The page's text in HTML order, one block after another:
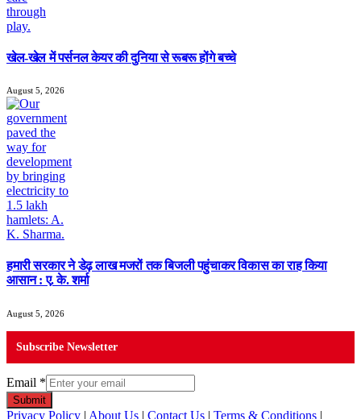
खेल-खेल में पर्सनल केयर की दुनिया से रूबरू होंगे बच्चे
August 5, 2026
हमारी सरकार ने डेढ़ लाख मजरों तक बिजली पहुंचाकर विकास का राह किया
आसान : ए. के. शर्मा
August 5, 2026
Subscribe Newsletter
Email *
Submit
Privacy Policy | About Us | Contact Us | Terms & Conditions |